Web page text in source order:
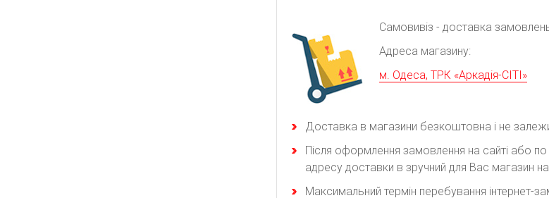
Самовивіз - доставка
Адреса магазину:
м. Одеса, ТРК «Аркадія-СІТІ»
Доставка в магазини безкоштовна і не
Після оформлення замовлення на сайті або
адресу доставки в зручний для Вас магазин
Максимальний термін перебування інтернет-